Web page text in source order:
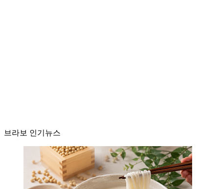
브라보 인기뉴스